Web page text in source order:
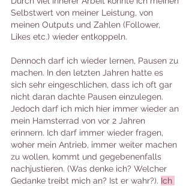
Selbstwert von meiner Leistung, von
meinen Outputs und Zahlen (Follower,
Likes etc.) wieder entkoppeln.
Dennoch darf ich wieder lernen, Pausen zu
machen. In den letzten Jahren hatte es
sich sehr eingeschlichen, dass ich oft gar
nicht daran dachte Pausen einzulegen.
Jedoch darf ich mich hier immer wieder an
mein Hamsterrad von vor 2 Jahren
erinnern. Ich darf immer wieder fragen,
woher mein Antrieb, immer weiter machen
zu wollen, kommt und gegebenenfalls
nachjustieren. (Was denke ich? Welcher
Gedanke treibt mich an? Ist er wahr?). Ich